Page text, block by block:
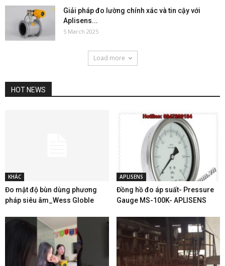
Giải pháp đo lường chính xác và tin cậy với
Aplisens...
5 March 2025
Load more
HOT NEWS
KHÁC
Đo mật độ bùn dùng phương
pháp siêu âm_Wess Globle
APLISENS
Đồng hồ đo áp suất- Pressure
Gauge MS-100K- APLISENS